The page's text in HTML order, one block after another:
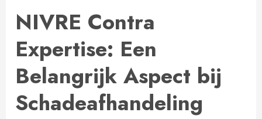
NIVRE Contra
Expertise: Een
Belangrijk Aspect bij
Schadeafhandeling